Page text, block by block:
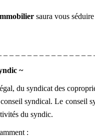
saura vous
~
du syndicat des
syndical. Le conseil
du syndic.
: